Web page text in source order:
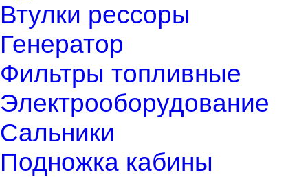
Втулки рессоры
Генератор
Фильтры топливные
Электрооборудование
Сальники
Подножка кабины